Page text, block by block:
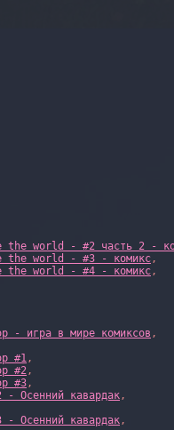
world - #2 часть 2 -
the world - #3 - комикс,
the world - #4 - комикс,
- игра в мире комиксов ,
#1,
#2,
#3,
- Осенний кавардак,
- Осенний кавардак,